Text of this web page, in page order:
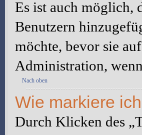
Es ist auch möglich,
Benutzern
möchte, bevor sie
Administration,
Nach oben
Wie markiere
Durch Klicken des